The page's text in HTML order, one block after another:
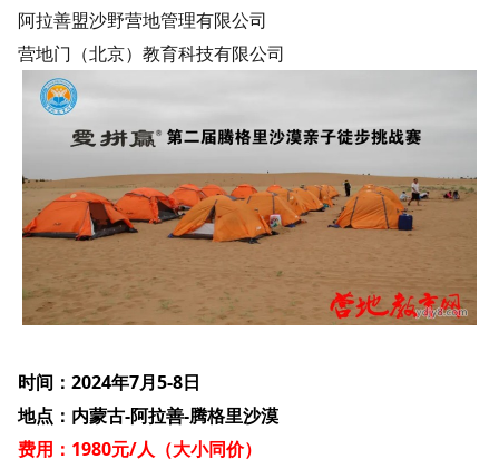
阿拉善盟沙野营地管理有限公司
营地门（北京）教育科技有限公司
时间：2024年7月5-8日
地点：内蒙古-阿拉善-腾格里沙漠
费用：1980元/人（大小同价）